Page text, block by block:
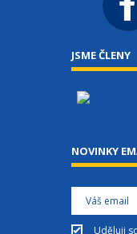
JSME ČLENY
NOVINKY
Uděluji